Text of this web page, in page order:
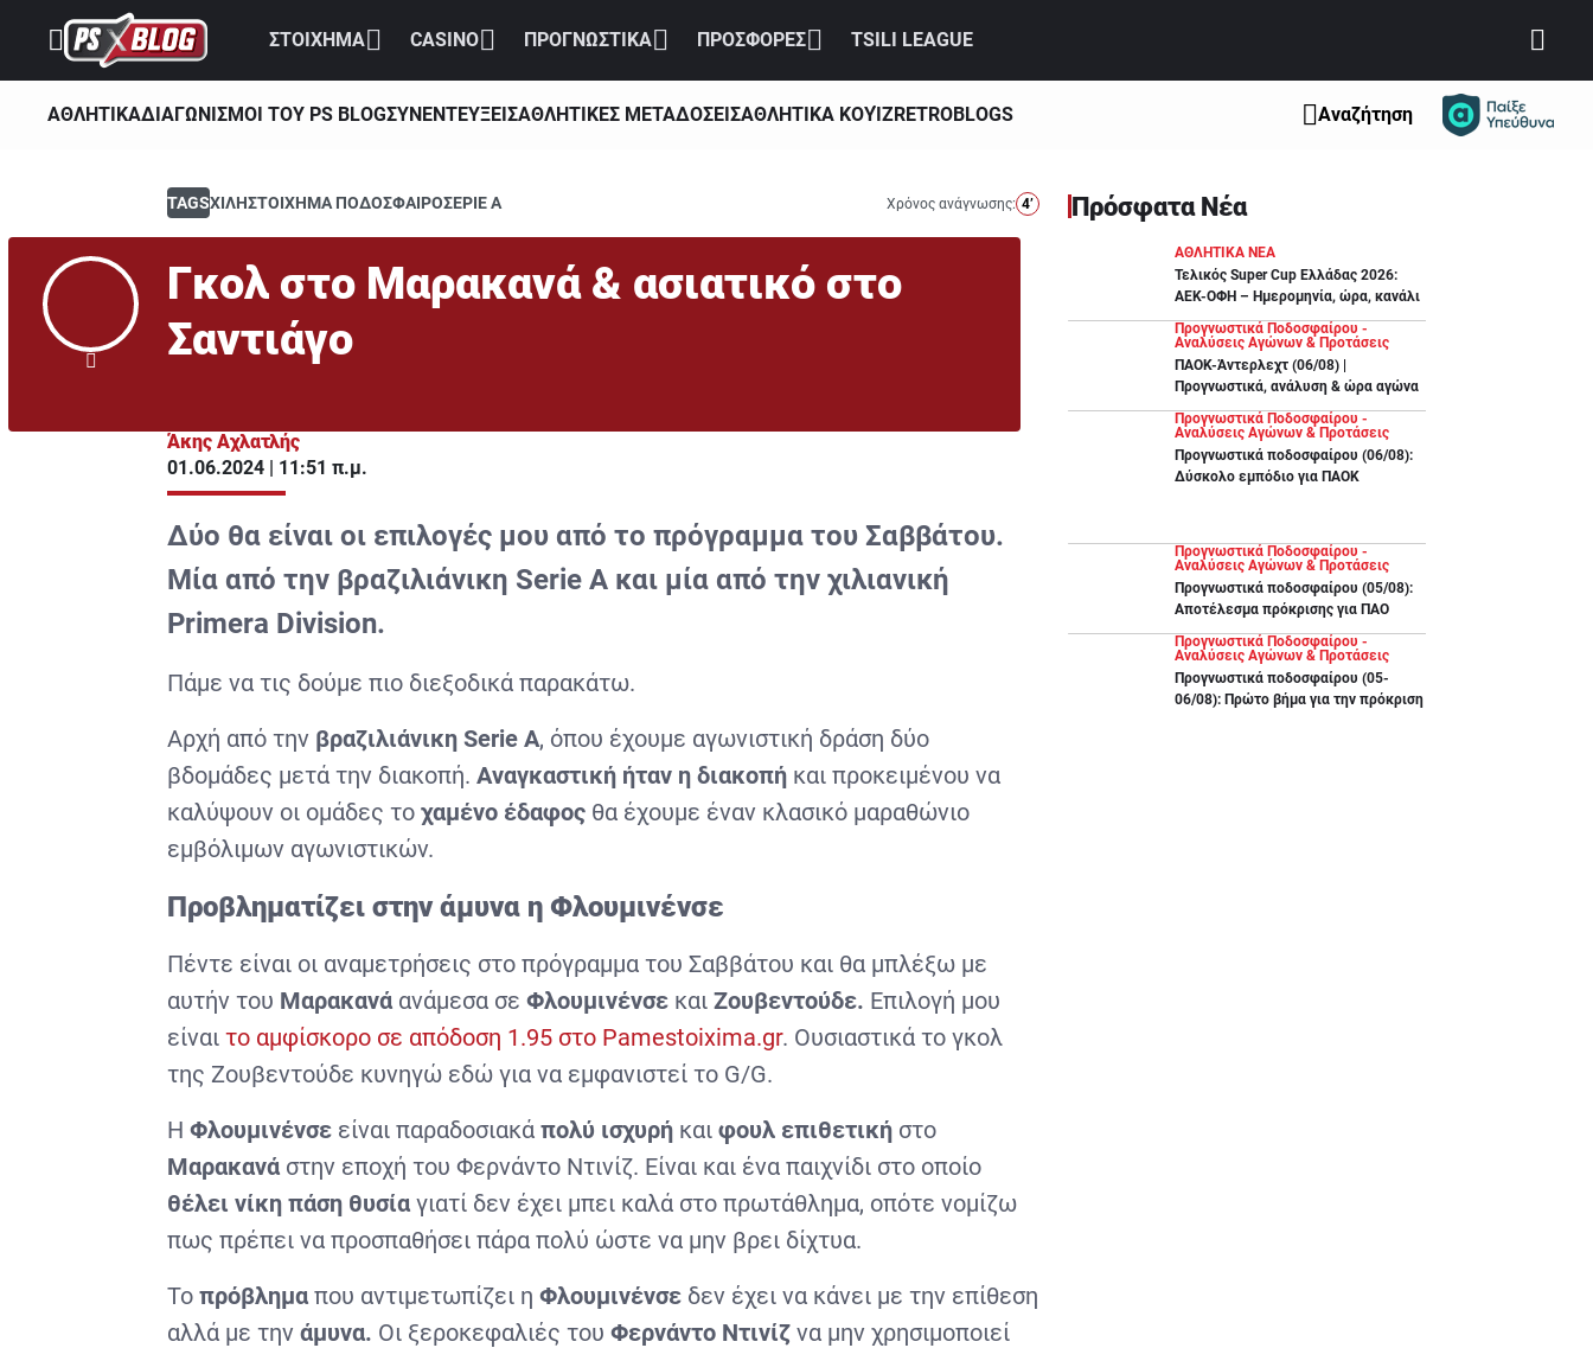
ΣΤΟΙΧΗΜΑ CASINO ΠΡΟΓΝΩΣΤΙΚΑ ΠΡΟΣΦΟΡΕΣ TSILI LEAGUE
ΑΘΛΗΤΙΚΑΔΙΑΓΩΝΙΣΜΟΙ ΤΟΥ PS BLOGΣΥΝΕΝΤΕΥΞΕΙΣΑΘΛΗΤΙΚΕΣ ΜΕΤΑΔΟΣΕΙΣΑΘΛΗΤΙΚΑ ΚΟΥΊΖRETROBLOGS Αναζήτηση
TAGSΧΙΛΗΣΤΟΙΧΗΜΑ ΠΟΔΟΣΦΑΙΡΟΣΕΡΙΕ Α
Γκολ στο Μαρακανά & ασιατικό στο
Σαντιάγο
Χρόνος ανάγνωσης: 4’
Άκης Αχλατλής
01.06.2024 | 11:51 π.μ.
Δύο θα είναι οι επιλογές μου από το πρόγραμμα του Σαββάτου.
Μία από την βραζιλιάνικη Serie A και μία από την χιλιανική
Primera Division.
Πάμε να τις δούμε πιο διεξοδικά παρακάτω.
Αρχή από την βραζιλιάνικη Serie A, όπου έχουμε αγωνιστική δράση δύο
βδομάδες μετά την διακοπή. Αναγκαστική ήταν η διακοπή και προκειμένου να
καλύψουν οι ομάδες το χαμένο έδαφος θα έχουμε έναν κλασικό μαραθώνιο
εμβόλιμων αγωνιστικών.
Προβληματίζει στην άμυνα η Φλουμινένσε
Πέντε είναι οι αναμετρήσεις στο πρόγραμμα του Σαββάτου και θα μπλέξω με
αυτήν του Μαρακανά ανάμεσα σε Φλουμινένσε και Ζουβεντούδε. Επιλογή μου
είναι το αμφίσκορο σε απόδοση 1.95 στο Pamestoixima.gr. Ουσιαστικά το γκολ
της Ζουβεντούδε κυνηγώ εδώ για να εμφανιστεί το G/G.
Η Φλουμινένσε είναι παραδοσιακά πολύ ισχυρή και φουλ επιθετική στο
Μαρακανά στην εποχή του Φερνάντο Ντινίζ. Είναι και ένα παιχνίδι στο οποίο
θέλει νίκη πάση θυσία γιατί δεν έχει μπει καλά στο πρωτάθλημα, οπότε νομίζω
πως πρέπει να προσπαθήσει πάρα πολύ ώστε να μην βρει δίχτυα.
Το πρόβλημα που αντιμετωπίζει η Φλουμινένσε δεν έχει να κάνει με την επίθεση
αλλά με την άμυνα. Οι ξεροκεφαλιές του Φερνάντο Ντινίζ να μην χρησιμοποιεί
Πρόσφατα Νέα
ΑΘΛΗΤΙΚΑ ΝΕΑ
Τελικός Super Cup Ελλάδας 2026:
ΑΕΚ-ΟΦΗ – Ημερομηνία, ώρα, κανάλι
Προγνωστικά Ποδοσφαίρου -
Αναλύσεις Αγώνων & Προτάσεις
ΠΑΟΚ-Άντερλεχτ (06/08) |
Προγνωστικά, ανάλυση & ώρα αγώνα
Προγνωστικά Ποδοσφαίρου -
Αναλύσεις Αγώνων & Προτάσεις
Προγνωστικά ποδοσφαίρου (06/08):
Δύσκολο εμπόδιο για ΠΑΟΚ
Προγνωστικά Ποδοσφαίρου -
Αναλύσεις Αγώνων & Προτάσεις
Προγνωστικά ποδοσφαίρου (05/08):
Αποτέλεσμα πρόκρισης για ΠΑΟ
Προγνωστικά Ποδοσφαίρου -
Αναλύσεις Αγώνων & Προτάσεις
Προγνωστικά ποδοσφαίρου (05-
06/08): Πρώτο βήμα για την πρόκριση